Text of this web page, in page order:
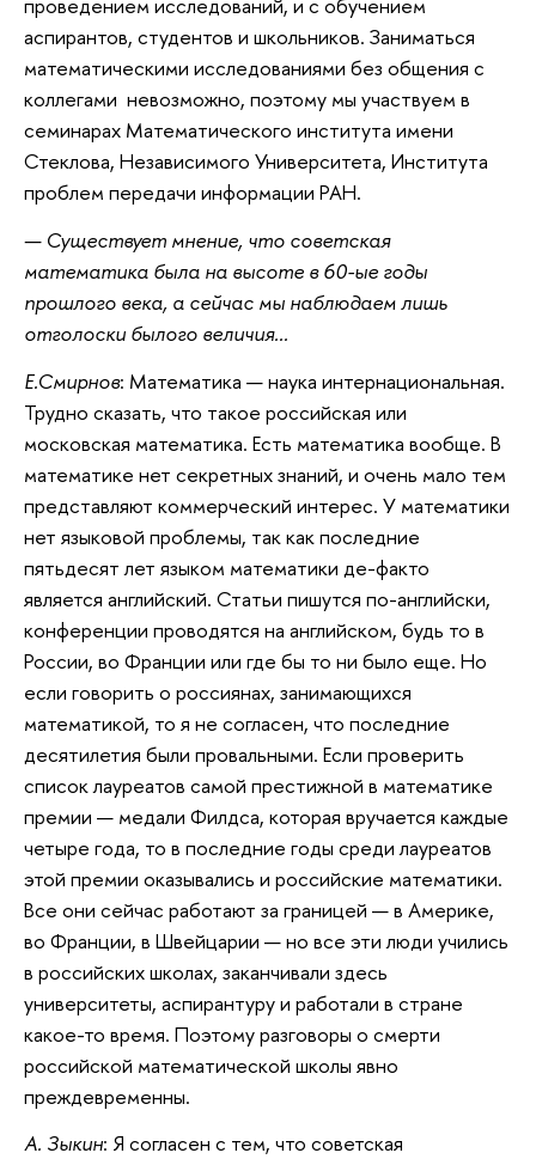
проведением исследований, и с обучением
аспирантов, студентов и школьников. Заниматься
математическими исследованиями без общения с
коллегами невозможно, поэтому мы участвуем в
семинарах Математического института имени
Стеклова, Независимого Университета, Института
проблем передачи информации РАН.
— Существует мнение, что советская
математика была на высоте в 60-ые годы
прошлого века, а сейчас мы наблюдаем лишь
отголоски былого величия...
Е.Смирнов: Математика — наука интернациональная.
Трудно сказать, что такое российская или
московская математика. Есть математика вообще. В
математике нет секретных знаний, и очень мало тем
представляют коммерческий интерес. У математики
нет языковой проблемы, так как последние
пятьдесят лет языком математики де-факто
является английский. Статьи пишутся по-английски,
конференции проводятся на английском, будь то в
России, во Франции или где бы то ни было еще. Но
если говорить о россиянах, занимающихся
математикой, то я не согласен, что последние
десятилетия были провальными. Если проверить
список лауреатов самой престижной в математике
премии — медали Филдса, которая вручается каждые
четыре года, то в последние годы среди лауреатов
этой премии оказывались и российские математики.
Все они сейчас работают за границей — в Америке,
во Франции, в Швейцарии — но все эти люди учились
в российских школах, заканчивали здесь
университеты, аспирантуру и работали в стране
какое-то время. Поэтому разговоры о смерти
российской математической школы явно
преждевременны.
А. Зыкин: Я согласен с тем, что советская